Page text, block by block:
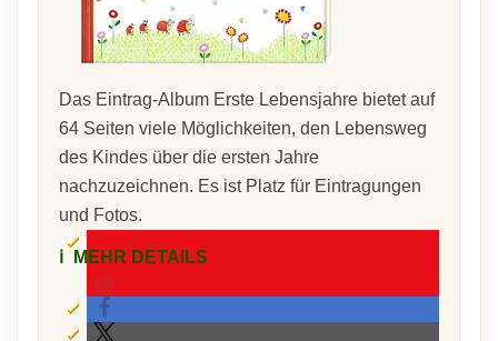
Das Eintrag-Album Erste Lebensjahre bietet auf
64 Seiten viele Möglichkeiten, den Lebensweg
des Kindes über die ersten Jahre
nachzuzeichnen. Es ist Platz für Eintragungen
und Fotos.
ℹ️ MEHR DETAILS